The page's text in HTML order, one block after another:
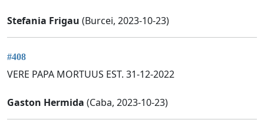
Stefania Frigau (Burcei, 2023-10-23)
#408
VERE PAPA MORTUUS EST. 31-12-2022
Gaston Hermida (Caba, 2023-10-23)